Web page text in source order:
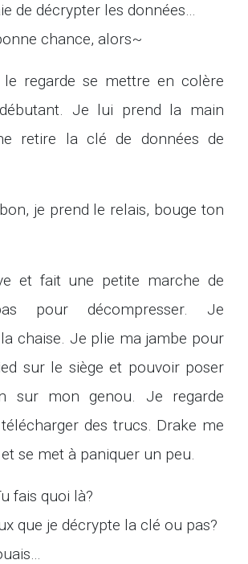
de décrypter les données…
chance, alors~
regarde se mettre en colère
Je lui prend la main
retire la clé de données de
bon, je prend le relais, bouge ton
et fait une petite marche de
pour décompresser. Je
la chaise. Je plie ma jambe pour
sur le siège et pouvoir poser
sur mon genou. Je regarde
télécharger des trucs. Drake me
se met à paniquer un peu.
fais quoi là?
que je décrypte la clé ou pas?